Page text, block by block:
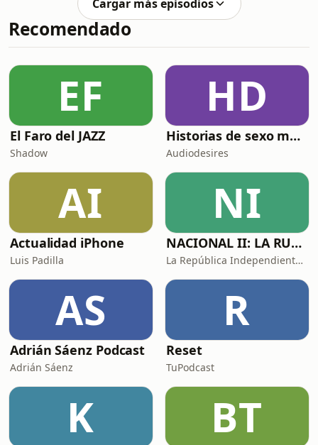
de Google? La verdad es muy
diferente a lo que cuentan los
titulares. En este episodio
papers científicos y arquitecturas
reales. Lo que descubrirás en este
episodio:• Por qué ChatGPT NO está
integrado en Siri (es un
Cargar más episodios
Recomendado
EF
El Faro del JAZZ
Shadow
HD
Historias de sexo muy intensas y calientes
Audiodesires
AI
Actualidad iPhone
Luis Padilla
NI
NACIONAL II: LA RUTA DEL EXILIO
La República Independiente de la Radio
AS
Adrián Sáenz Podcast
Adrián Sáenz
R
Reset
TuPodcast
K BT